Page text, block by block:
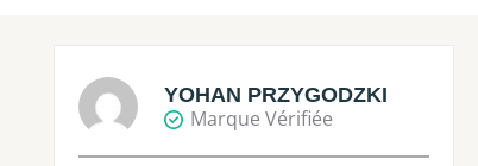
YOHAN PRZYGODZKI
Marque Vérifiée